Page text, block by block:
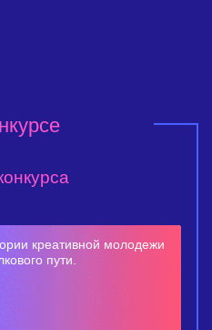
креативной молодежи
пути.